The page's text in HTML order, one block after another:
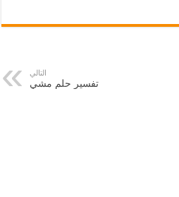
التالي
تفسير حلم مشي